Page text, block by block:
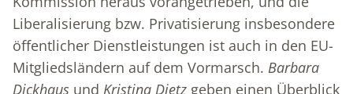
Liberalisierung bzw. Privatisierung insbesondere
öffentlicher Dienstleistungen ist auch in den EU-
Mitgliedsländern auf dem Vormarsch. Barbara
Dickhaus und Kristina Dietz geben einen Überblick